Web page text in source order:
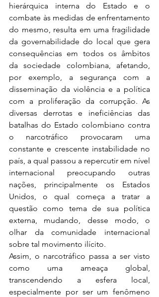
hierárquica interna do Estado e o
combate às medidas de enfrentamento
do mesmo, resulta em uma fragilidade
da governabilidade do local que gera
consequências em todos os âmbitos
da sociedade colombiana, afetando,
por exemplo, a segurança com a
disseminação da violência e a política
com a proliferação da corrupção. As
diversas derrotas e ineficiências das
batalhas do Estado colombiano contra
o narcotráfico provocaram uma
constante e crescente instabilidade no
país, a qual passou a repercutir em nível
internacional preocupando outras
nações, principalmente os Estados
Unidos, o qual começa a tratar a
questão como tema de sua política
externa, mudando, desse modo, o
olhar da comunidade internacional
sobre tal movimento ilícito.
Assim, o narcotráfico passa a ser visto
como uma ameaça global,
transcendendo a esfera local,
especialmente por ser um fenômeno